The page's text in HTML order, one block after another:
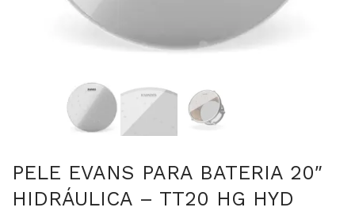
PELE EVANS PARA BATERIA 20″
HIDRÁULICA – TT20 HG HYD